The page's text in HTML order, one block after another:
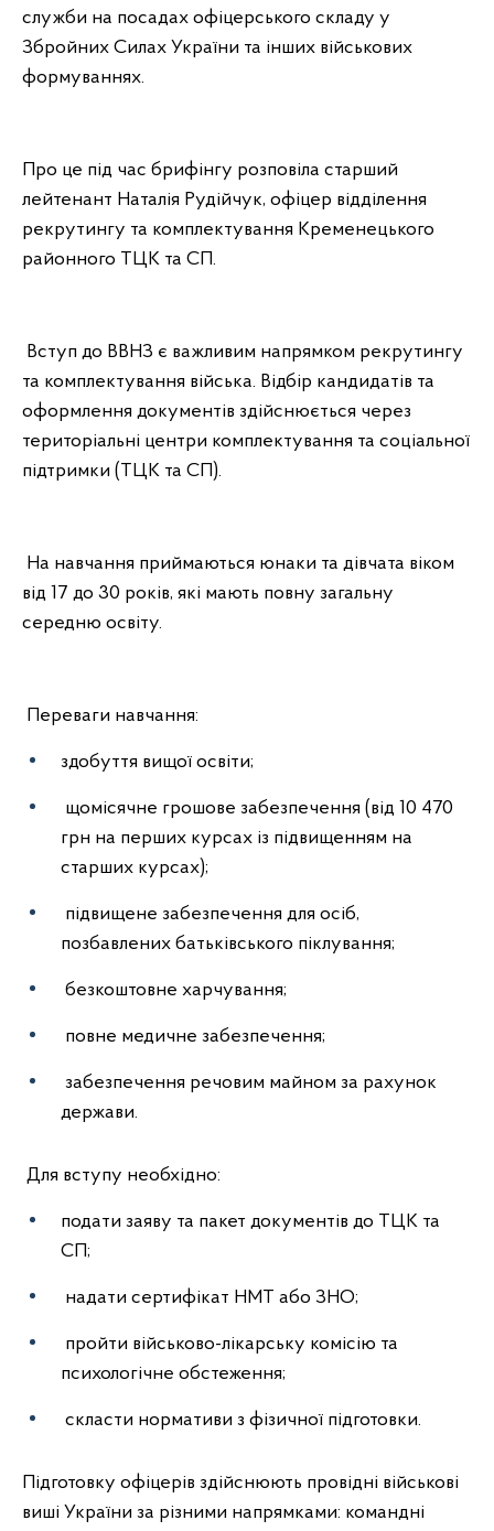
служби на посадах офіцерського складу у
Збройних Силах України та інших військових
формуваннях.
Про це під час брифінгу розповіла старший
лейтенант Наталія Рудійчук, офіцер відділення
рекрутингу та комплектування Кременецького
районного ТЦК та СП.
Вступ до ВВНЗ є важливим напрямком рекрутингу
та комплектування війська. Відбір кандидатів та
оформлення документів здійснюється через
територіальні центри комплектування та соціальної
підтримки (ТЦК та СП).
На навчання приймаються юнаки та дівчата віком
від 17 до 30 років, які мають повну загальну
середню освіту.
Переваги навчання:
здобуття вищої освіти;
щомісячне грошове забезпечення (від 10 470
грн на перших курсах із підвищенням на
старших курсах);
підвищене забезпечення для осіб,
позбавлених батьківського піклування;
безкоштовне харчування;
повне медичне забезпечення;
забезпечення речовим майном за рахунок
держави.
Для вступу необхідно:
подати заяву та пакет документів до ТЦК та
СП;
надати сертифікат НМТ або ЗНО;
пройти військово-лікарську комісію та
психологічне обстеження;
скласти нормативи з фізичної підготовки.
Підготовку офіцерів здійснюють провідні військові
виші України за різними напрямками: командні